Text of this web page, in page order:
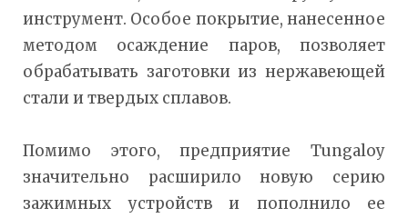
инструмент. Особое покрытие, нанесенное
методом осаждение паров, позволяет
обрабатывать заготовки из нержавеющей
стали и твердых сплавов.
Помимо этого, предприятие Tungaloy
значительно расширило новую серию
зажимных устройств и пополнило ее